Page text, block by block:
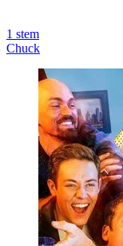
1 stem
Chuck